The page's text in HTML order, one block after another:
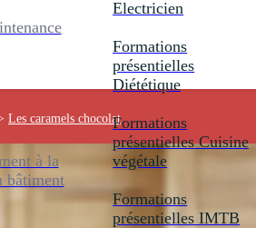
à la
bâtiment
Electricien
Formations
présentielles
Diététique
Formations
présentielles Cuisine
végétale
Formations
présentielles IMTB
Les caramels chocolat